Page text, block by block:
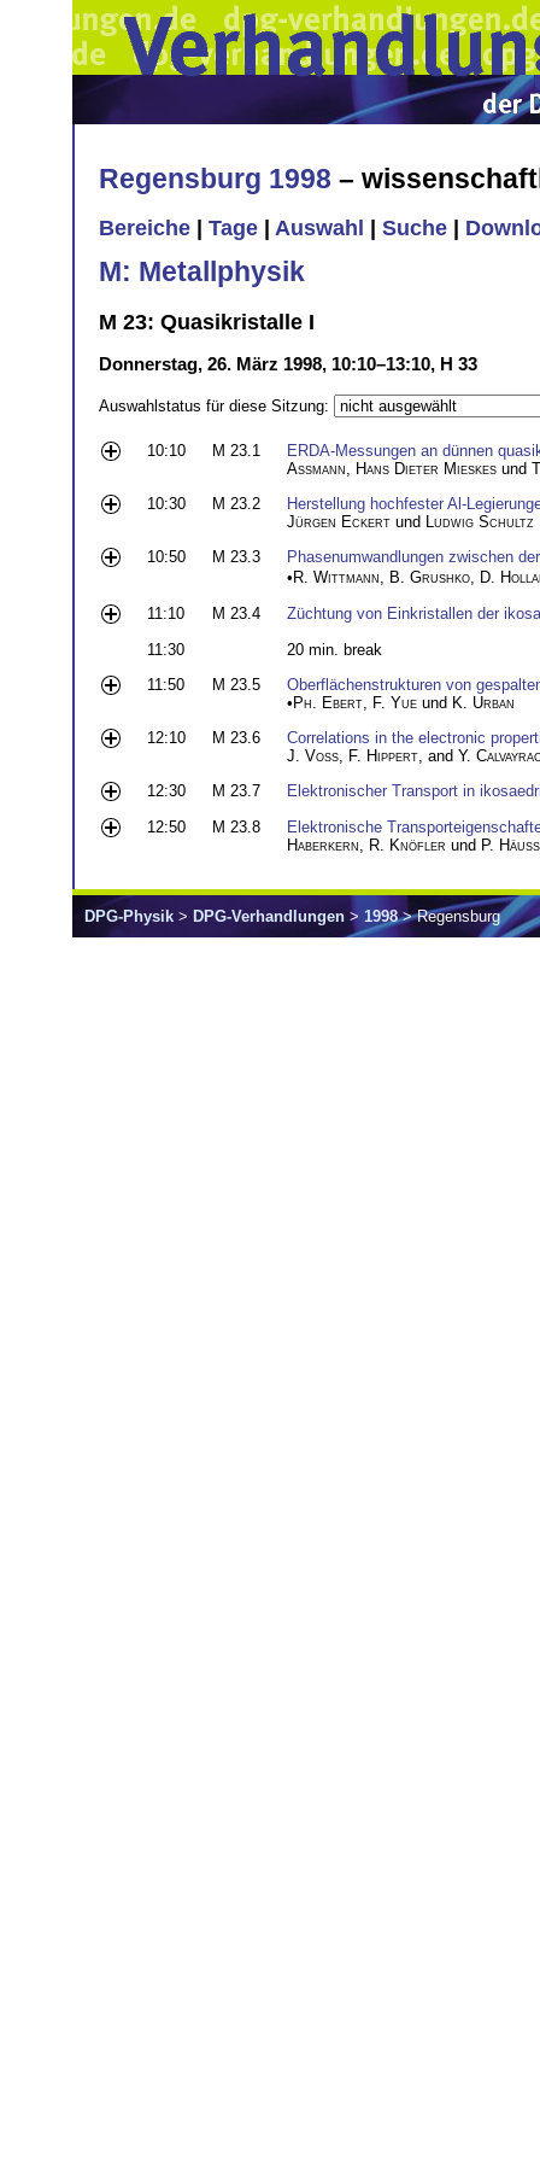
Regensburg 1998 –
Bereiche Tage Auswahl Suche
M: Metallphysik
M 23: Quasikristalle I
Donnerstag, 26. März 1998, 10:10–13:10, H 33
Auswahlstatus für diese Sitzung:
10:10 M 23.1
ERDA-Messungen an dünnen
Assmann
Hans Dieter Mieskes und
10:30
M 23.2
Herstellung hochfester Al-
Jürgen Eckert und Ludwig Schultz
10:50
M 23.3
Phasenumwandlungen zwischen
• R. Wittmann, B. Grushko, D.
11:10
M 23.4
Züchtung von Einkristallen der
11:30
20 min. break
11:50
M 23.5
Oberflächenstrukturen von
•Ph. Ebert F. Yue und K. Urban
12:10
M 23.6
Correlations in the electronic
J. Voss F. Hippert , and Y.
12:30
M 23.7
Elektronischer Transport in
12:50
M 23.8
Elektronische
Haberkern
R. Knöfler und P.
DPG-Physik > DPG-Verhandlungen > 1998> Regensburg